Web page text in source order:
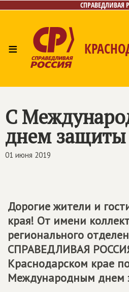
СПРАВЕДЛИВАЯ
≡
С
днем защиты
01 июня 2019
Дорогие жители и
края! От имени
регионального
СПРАВЕДЛИВАЯ
Краснодарском крае
Международным днем